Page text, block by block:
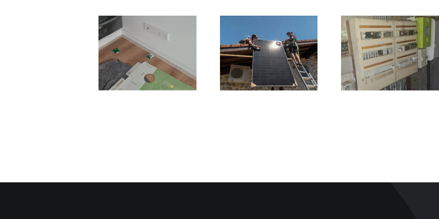
Anticipez vos
factures
d’électricité
Sécurité
électrique
Rénovation
électrique
complète